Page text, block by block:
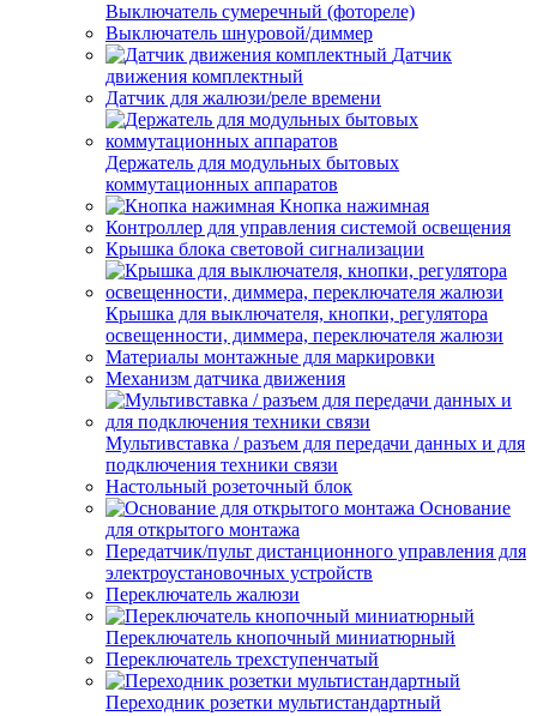
Выключатель сумеречный (фотореле)
Выключатель шнуровой/диммер
Датчик
движения комплектный
Датчик для жалюзи/реле времени
Держатель для модульных бытовых
коммутационных аппаратов
Кнопка нажимная
Контроллер для управления системой освещения
Крышка блока световой сигнализации
Крышка для выключателя, кнопки, регулятора
освещенности, диммера, переключателя жалюзи
Материалы монтажные для маркировки
Механизм датчика движения
Мультивставка / разъем для передачи данных и для
подключения техники связи
Настольный розеточный блок
Основание
для открытого монтажа
Передатчик/пульт дистанционного управления для
электроустановочных устройств
Переключатель жалюзи
Переключатель кнопочный миниатюрный
Переключатель трехступенчатый
Переходник розетки мультистандартный